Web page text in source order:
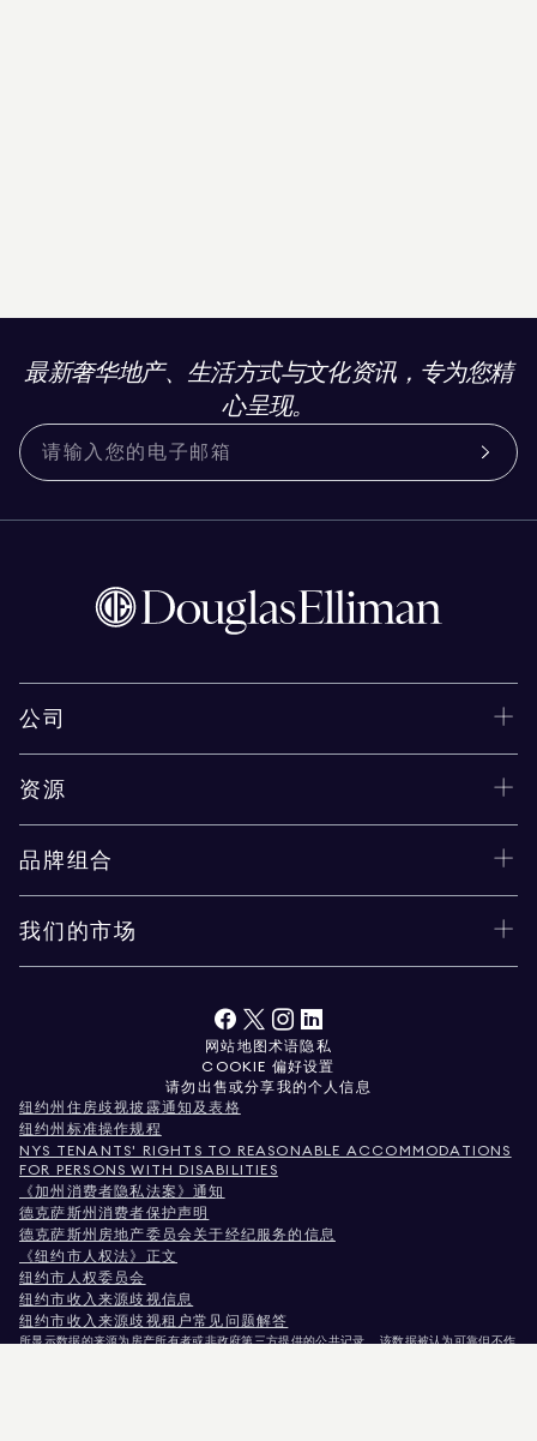
最新奢华地产、生活方式与文化资讯，专为您精
心呈现。
公司
资源
品牌组合
我们的市场
网站地图 术语隐私
COOKIE 偏好设置
请勿出售或分享我的个人信息
纽约州住房歧视披露通知及表格
纽约州标准操作规程
NYS TENANTS' RIGHTS TO REASONABLE ACCOMMODATIONS
FOR PERSONS WITH DISABILITIES
《加州消费者隐私法案》通知
德克萨斯州消费者保护声明
德克萨斯州房地产委员会关于经纪服务的信息
《纽约市人权法》正文
纽约市人权委员会
纽约市收入来源歧视信息
纽约市收入来源歧视租户常见问题解答
所显示数据的来源为房产所有者或非政府第三方提供的公共记录。 该数据被认为可靠但不作